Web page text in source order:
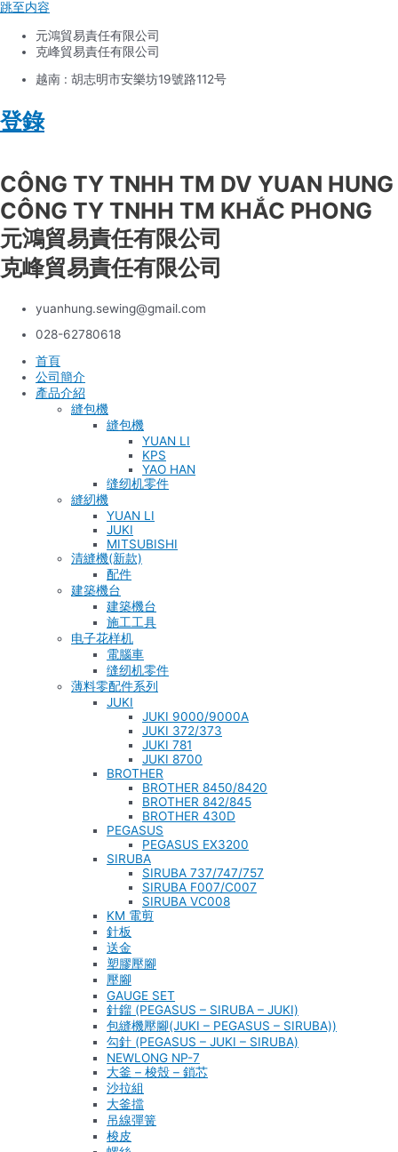
跳至内容
元鴻貿易責任有限公司
克峰貿易責任有限公司
越南 : 胡志明市安樂坊19號路112号
登錄
CÔNG TY TNHH TM DV YUAN HUNG
CÔNG TY TNHH TM KHẮC PHONG
元鴻貿易責任有限公司
克峰貿易責任有限公司
yuanhung.sewing@gmail.com
028-62780618
首頁
公司簡介
產品介紹
縫包機
縫包機
YUAN LI
KPS
YAO HAN
缝纫机零件
縫紉機
YUAN LI
JUKI
MITSUBISHI
清縫機(新款)
配件
建築機台
建築機台
施工工具
电子花样机
電腦車
缝纫机零件
薄料零配件系列
JUKI
JUKI 9000/9000A
JUKI 372/373
JUKI 781
JUKI 8700
BROTHER
BROTHER 8450/8420
BROTHER 842/845
BROTHER 430D
PEGASUS
PEGASUS EX3200
SIRUBA
SIRUBA 737/747/757
SIRUBA F007/C007
SIRUBA VC008
KM 電剪
針板
送金
塑膠壓腳
壓腳
GAUGE SET
針鎦 (PEGASUS – SIRUBA – JUKI)
包縫機壓腳(JUKI – PEGASUS – SIRUBA))
勾針 (PEGASUS – JUKI – SIRUBA)
NEWLONG NP-7
大釜 – 梭殼 – 鎖芯
沙拉組
大釜擋
吊線彈簧
梭皮